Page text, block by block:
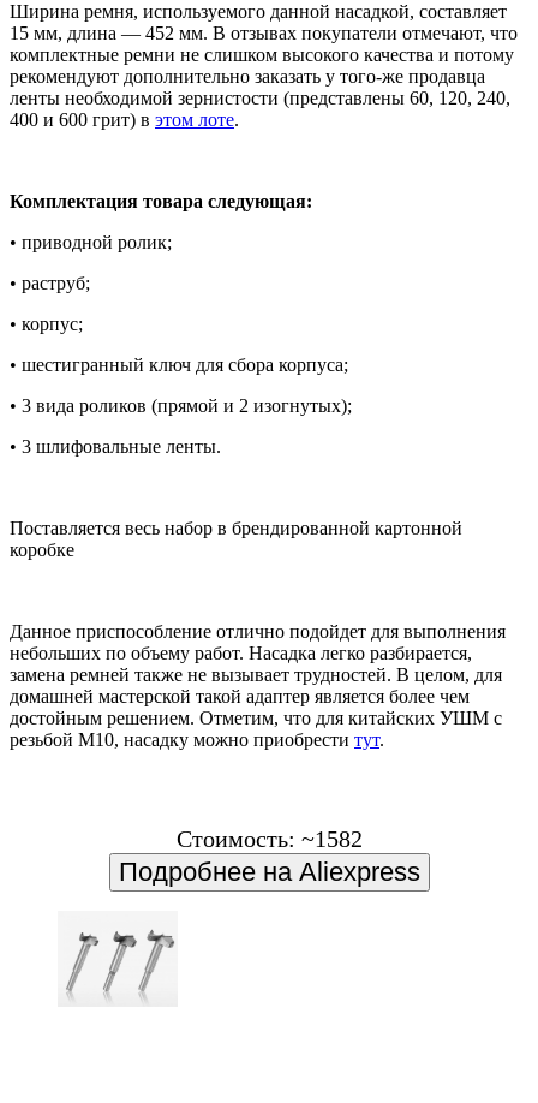
Ширина ремня, используемого данной насадкой, составляет
15 мм, длина — 452 мм. В отзывах покупатели отмечают, что
комплектные ремни не слишком высокого качества и потому
рекомендуют дополнительно заказать у того-же продавца
ленты необходимой зернистости (представлены 60, 120, 240,
400 и 600 грит) в этом лоте.
Комплектация товара следующая:
• приводной ролик;
• раструб;
• корпус;
• шестигранный ключ для сбора корпуса;
• 3 вида роликов (прямой и 2 изогнутых);
• 3 шлифовальные ленты.
Поставляется весь набор в брендированной картонной
коробке
Данное приспособление отлично подойдет для выполнения
небольших по объему работ. Насадка легко разбирается,
замена ремней также не вызывает трудностей. В целом, для
домашней мастерской такой адаптер является более чем
достойным решением. Отметим, что для китайских УШМ с
резьбой М10, насадку можно приобрести тут.
Стоимость: ~1582
Подробнее на Aliexpress